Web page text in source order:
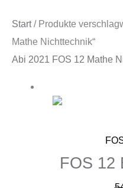
Start/ Produkte
Mathe Nichttechnik“
Abi 2021 FOS 12 Mathe
FOS 12